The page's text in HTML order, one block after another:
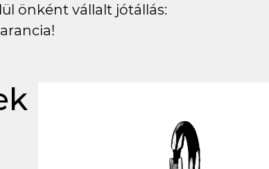
önként vállalt jótállás: